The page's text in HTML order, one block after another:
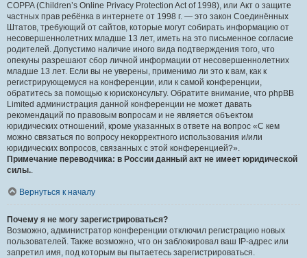
COPPA (Children’s Online Privacy Protection Act of 1998), или Акт о защите
частных прав ребёнка в интернете от 1998 г. — это закон Соединённых
Штатов, требующий от сайтов, которые могут собирать информацию от
несовершеннолетних младше 13 лет, иметь на это письменное согласие
родителей. Допустимо наличие иного вида подтверждения того, что
опекуны разрешают сбор личной информации от несовершеннолетних
младше 13 лет. Если вы не уверены, применимо ли это к вам, как к
регистрирующемуся на конференции, или к самой конференции,
обратитесь за помощью к юрисконсульту. Обратите внимание, что phpBB
Limited администрация данной конференции не может давать
рекомендаций по правовым вопросам и не является объектом
юридических отношений, кроме указанных в ответе на вопрос «С кем
можно связаться по вопросу некорректного использования и/или
юридических вопросов, связанных с этой конференцией?».
Примечание переводчика: в России данный акт не имеет юридической
силы..
Вернуться к началу
Почему я не могу зарегистрироваться?
Возможно, администратор конференции отключил регистрацию новых
пользователей. Также возможно, что он заблокировал ваш IP-адрес или
запретил имя, под которым вы пытаетесь зарегистрироваться.